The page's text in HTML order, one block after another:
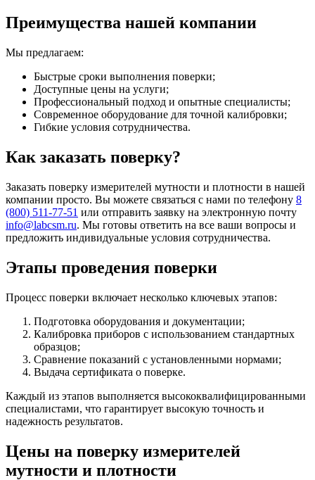
Преимущества нашей компании
Мы предлагаем:
Быстрые сроки выполнения поверки;
Доступные цены на услуги;
Профессиональный подход и опытные специалисты;
Современное оборудование для точной калибровки;
Гибкие условия сотрудничества.
Как заказать поверку?
Заказать поверку измерителей мутности и плотности в нашей
компании просто. Вы можете связаться с нами по телефону 8
(800) 511-77-51 или отправить заявку на электронную почту
info@labcsm.ru. Мы готовы ответить на все ваши вопросы и
предложить индивидуальные условия сотрудничества.
Этапы проведения поверки
Процесс поверки включает несколько ключевых этапов:
Подготовка оборудования и документации;
Калибровка приборов с использованием стандартных
образцов;
Сравнение показаний с установленными нормами;
Выдача сертификата о поверке.
Каждый из этапов выполняется высококвалифицированными
специалистами, что гарантирует высокую точность и
надежность результатов.
Цены на поверку измерителей
мутности и плотности